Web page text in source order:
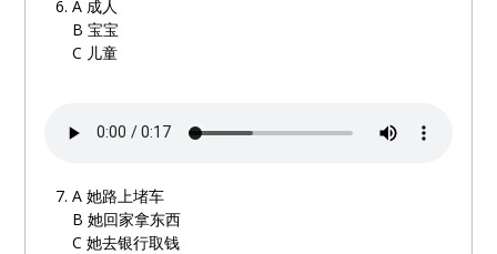
A 成人
B 宝宝
C 儿童
A 她路上堵车
B 她回家拿东西
C 她去银行取钱